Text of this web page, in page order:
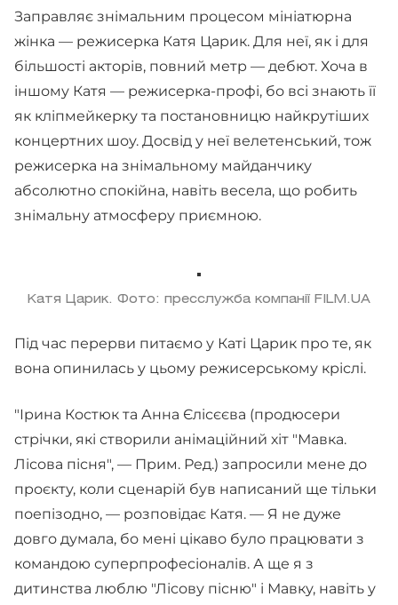
Заправляє знімальним процесом мініатюрна
жінка — режисерка Катя Царик. Для неї, як і для
більшості акторів, повний метр — дебют. Хоча в
іншому Катя — режисерка-профі, бо всі знають її
як кліпмейкерку та постановницю найкрутіших
концертних шоу. Досвід у неї велетенський, тож
режисерка на знімальному майданчику
абсолютно спокійна, навіть весела, що робить
знімальну атмосферу приємною.
Катя Царик. Фото: пресслужба компанії FILM.UA
Під час перерви питаємо у Каті Царик про те, як
вона опинилась у цьому режисерському кріслі.
"Ірина Костюк та Анна Єлісєєва (продюсери
стрічки, які створили анімаційний хіт "Мавка.
Лісова пісня", — Прим. Ред.) запросили мене до
проєкту, коли сценарій був написаний ще тільки
поепізодно, — розповідає Катя. — Я не дуже
довго думала, бо мені цікаво було працювати з
командою суперпрофесіоналів. А ще я з
дитинства люблю "Лісову пісню" і Мавку, навіть у